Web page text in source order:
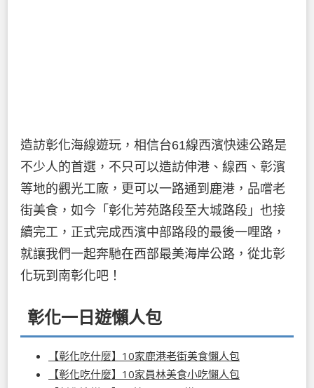
造訪彰化海線遊玩，相信台61線西濱快速公路是
不少人的首選，不只可以造訪伸港、線西、彰濱
等地的觀光工廠，更可以一路通到鹿港，品嚐老
街美食，如今「彰化芳苑路段至大城路段」也接
續完工，正式完成西濱中部路段的最後一哩路，
就讓我們一起奔馳在西部最美海岸公路，從北彰
化玩到南彰化吧！
彰化一日遊懶人包
【彰化吃什麼】10家鹿港老街美食懶人包
【彰化吃什麼】10家員林美食小吃懶人包